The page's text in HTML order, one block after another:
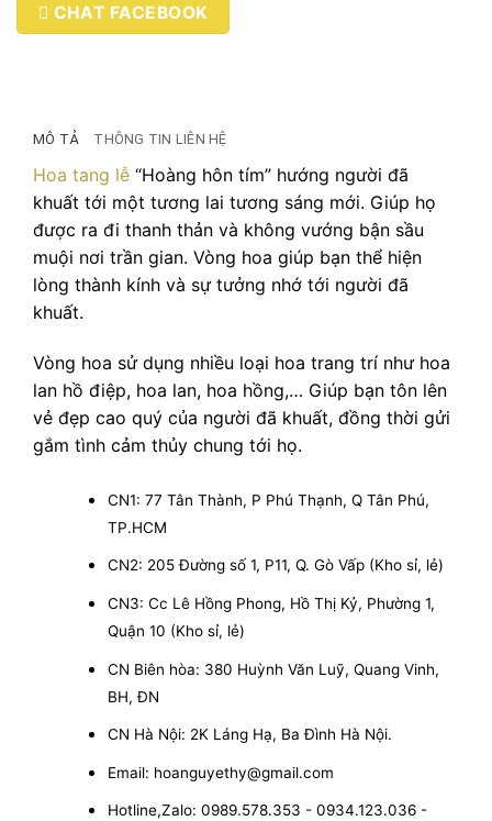
CHAT FACEBOOK
MÔ TẢ THÔNG TIN LIÊN HỆ
Hoa tang lễ “Hoàng hôn tím” hướng người đã
khuất tới một tương lai tương sáng mới. Giúp họ
được ra đi thanh thản và không vướng bận sầu
muội nơi trần gian. Vòng hoa giúp bạn thể hiện
lòng thành kính và sự tưởng nhớ tới người đã
khuất.
Vòng hoa sử dụng nhiều loại hoa trang trí như hoa
lan hồ điệp, hoa lan, hoa hồng,… Giúp bạn tôn lên
vẻ đẹp cao quý của người đã khuất, đồng thời gửi
gắm tình cảm thủy chung tới họ.
CN1: 77 Tân Thành, P Phú Thạnh, Q Tân Phú,
TP.HCM
CN2: 205 Đường số 1, P11, Q. Gò Vấp (Kho sỉ, lẻ)
CN3: Cc Lê Hồng Phong, Hồ Thị Kỷ, Phường 1,
Quận 10 (Kho sỉ, lẻ)
CN Biên hòa: 380 Huỳnh Văn Luỹ, Quang Vinh,
BH, ĐN
CN Hà Nội: 2K Láng Hạ, Ba Đình Hà Nội.
Email: hoanguyethy@gmail.com
Hotline,Zalo: 0989.578.353 - 0934.123.036 -